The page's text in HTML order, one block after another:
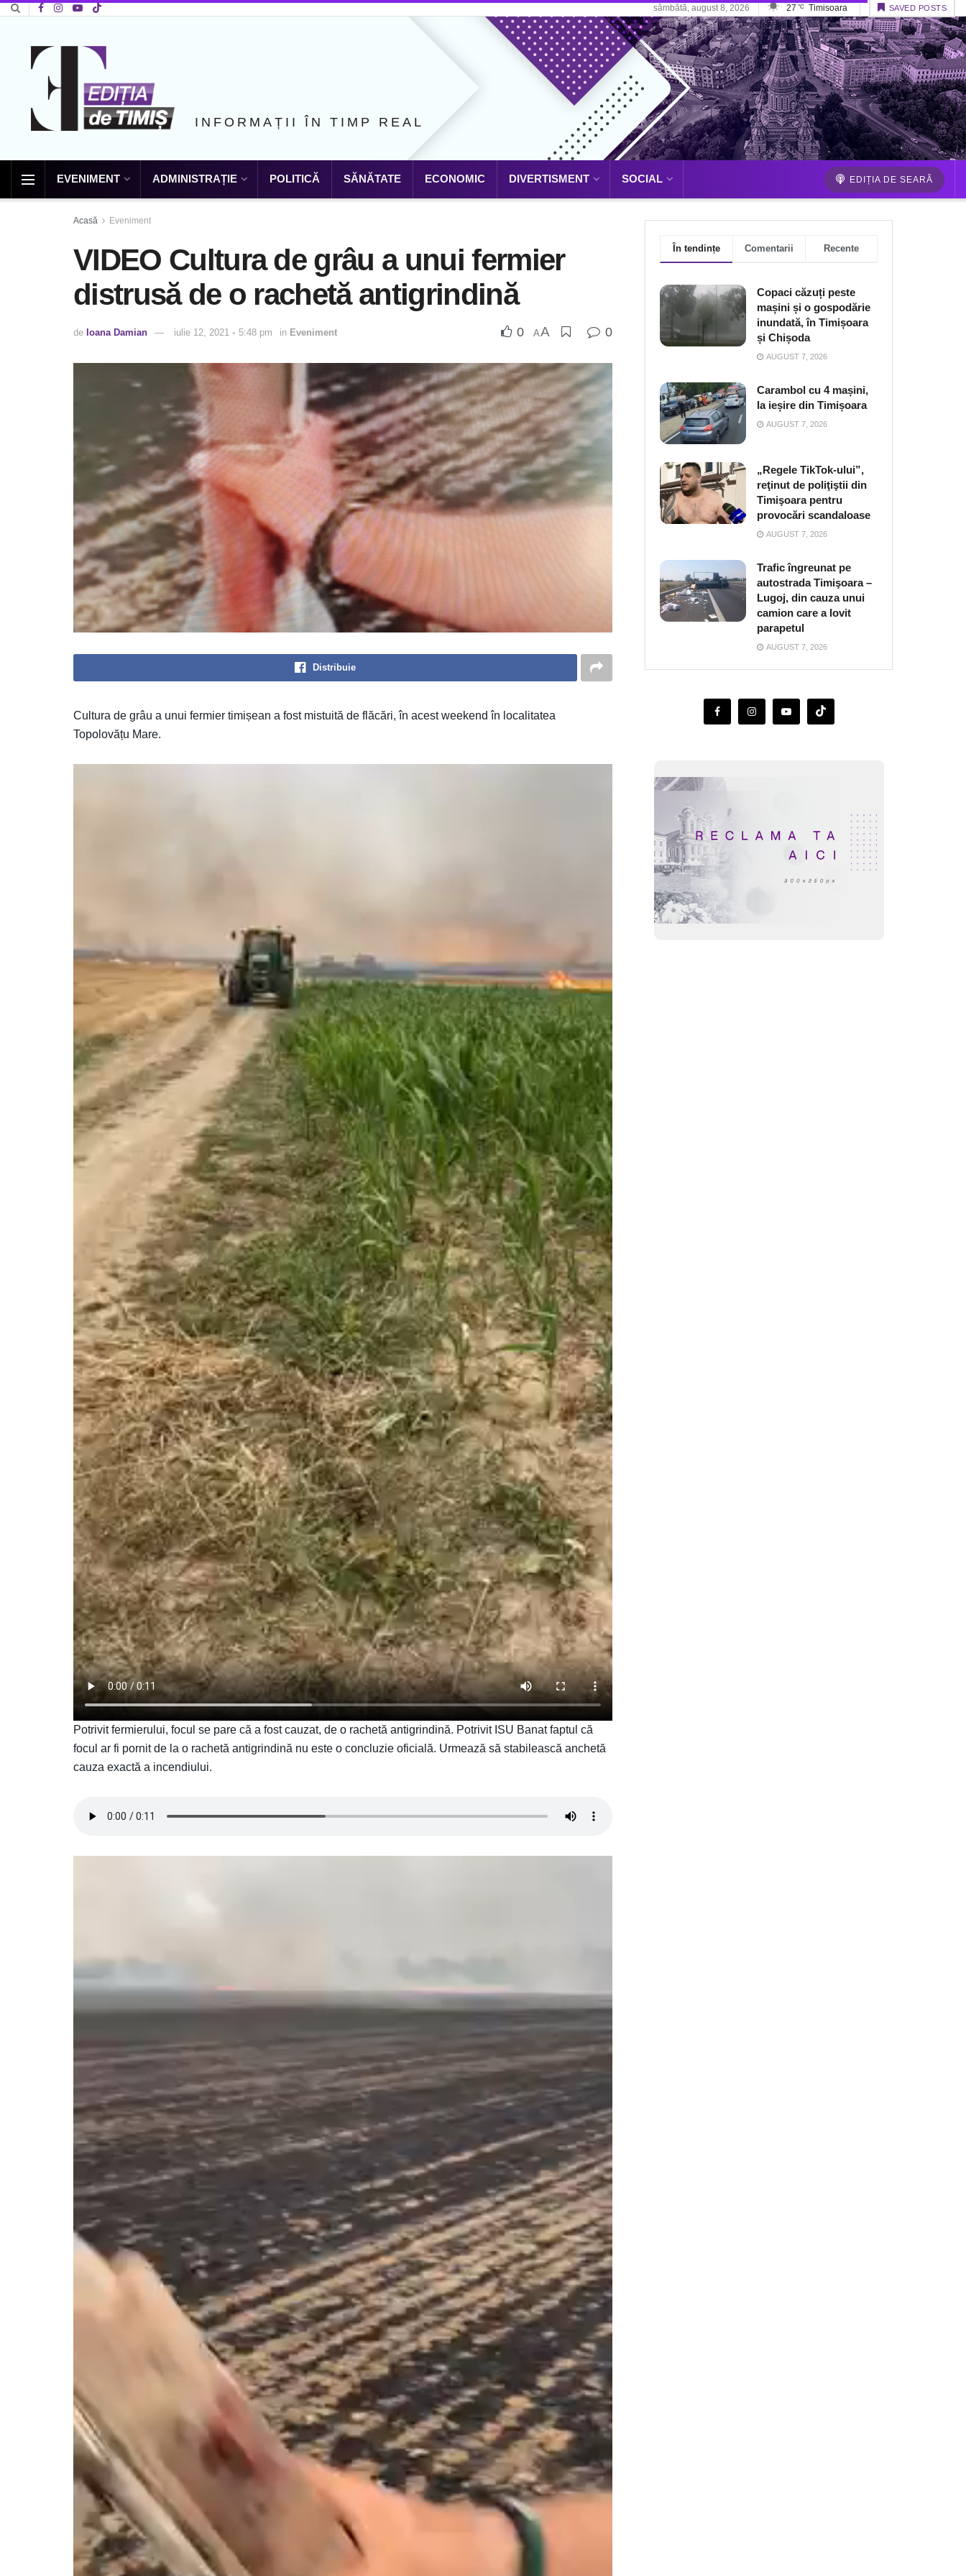
sâmbătă, august 8, 2026 27 °C Timisoara SAVED POSTS
INFORMAȚII ÎN TIMP REAL
EVENIMENT ADMINISTRAȚIE POLITICĂ SĂNĂTATE ECONOMIC DIVERTISMENT SOCIAL EDIȚIA DE SEARĂ
Acasă Eveniment
VIDEO Cultura de grâu a unui fermier
distrusă de o rachetă antigrindină
de Ioana Damian iulie 12, 2021 ◦ 5:48 pm in Eveniment 0 AA 0
Distribuie
Cultura de grâu a unui fermier timișean a fost mistuită de flăcări, în acest weekend în localitatea
Topolovățu Mare.
Potrivit fermierului, focul se pare că a fost cauzat, de o rachetă antigrindină. Potrivit ISU Banat faptul că
focul ar fi pornit de la o rachetă antigrindină nu este o concluzie oficială. Urmează să stabilească anchetă
cauza exactă a incendiului.
În tendințe Comentarii Recente
Copaci căzuți peste
mașini și o gospodărie
inundată, în Timișoara
și Chișoda
AUGUST 7, 2026
Carambol cu 4 mașini,
la ieșire din Timișoara
AUGUST 7, 2026
„Regele TikTok-ului”,
reţinut de poliţiştii din
Timişoara pentru
provocări scandaloase
AUGUST 7, 2026
Trafic îngreunat pe
autostrada Timişoara –
Lugoj, din cauza unui
camion care a lovit
parapetul
AUGUST 7, 2026